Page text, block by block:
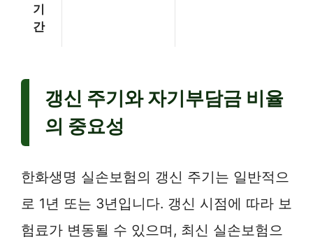
기
간
갱신 주기와 자기부담금 비율
의 중요성
한화생명 실손보험의 갱신 주기는 일반적으
로 1년 또는 3년입니다. 갱신 시점에 따라 보
험료가 변동될 수 있으며, 최신 실손보험으